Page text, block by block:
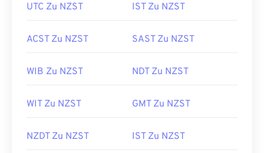
UTC Zu NZST IST Zu NZST
ACST Zu NZST SAST Zu NZST
WIB Zu NZST NDT Zu NZST
WIT Zu NZST GMT Zu NZST
NZDT Zu NZST IST Zu NZST